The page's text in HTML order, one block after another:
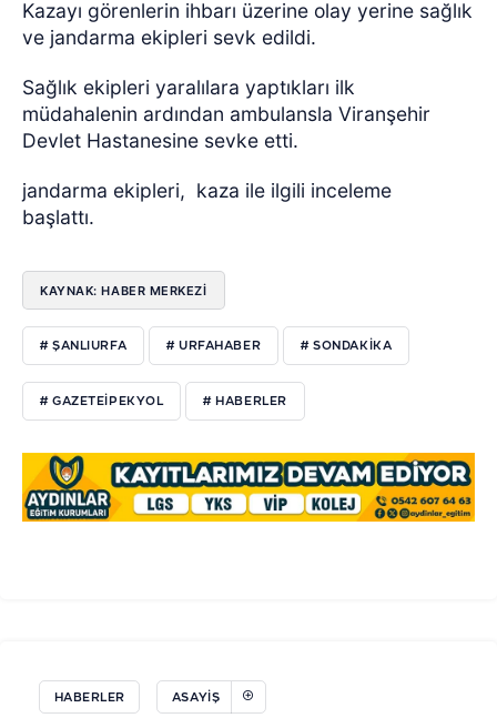
Kazayı görenlerin ihbarı üzerine olay yerine sağlık
ve jandarma ekipleri sevk edildi.
Sağlık ekipleri yaralılara yaptıkları ilk
müdahalenin ardından ambulansla Viranşehir
Devlet Hastanesine sevke etti.
jandarma ekipleri, kaza ile ilgili inceleme
başlattı.
KAYNAK: HABER MERKEZI
# ŞANLIURFA # URFAHABER # SONDAKIKA
# GAZETEIPEKYOL # HABERLER
HABERLER ASAYIŞ